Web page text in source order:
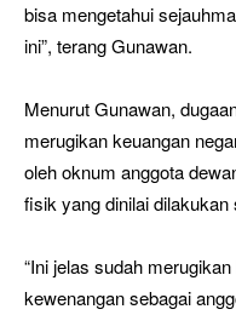
bisa mengetahui
ini”, terang Gunawan.
Menurut Gunawan,
merugikan keuangan
oleh oknum anggota
fisik yang dinilai dilakukan
“Ini jelas sudah
kewenangan sebagai